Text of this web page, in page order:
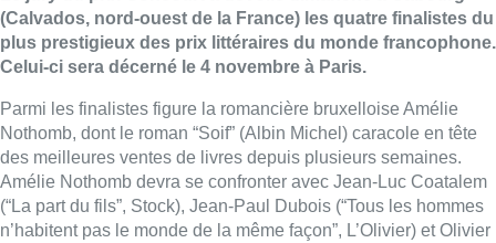
(Calvados, nord-ouest de la France) les quatre finalistes du
plus prestigieux des prix littéraires du monde francophone.
Celui-ci sera décerné le 4 novembre à Paris.
Parmi les finalistes figure la romancière bruxelloise Amélie
Nothomb, dont le roman “Soif” (Albin Michel) caracole en tête
des meilleures ventes de livres depuis plusieurs semaines.
Amélie Nothomb devra se confronter avec Jean-Luc Coatalem
(“La part du fils”, Stock), Jean-Paul Dubois (“Tous les hommes
n’habitent pas le monde de la même façon”, L’Olivier) et Olivier